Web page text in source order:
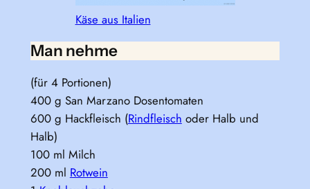
Käse aus Italien
Man nehme
(für 4 Portionen)
400 g San Marzano Dosentomaten
600 g Hackfleisch (Rindfleisch oder Halb und
Halb)
100 ml Milch
200 ml Rotwein